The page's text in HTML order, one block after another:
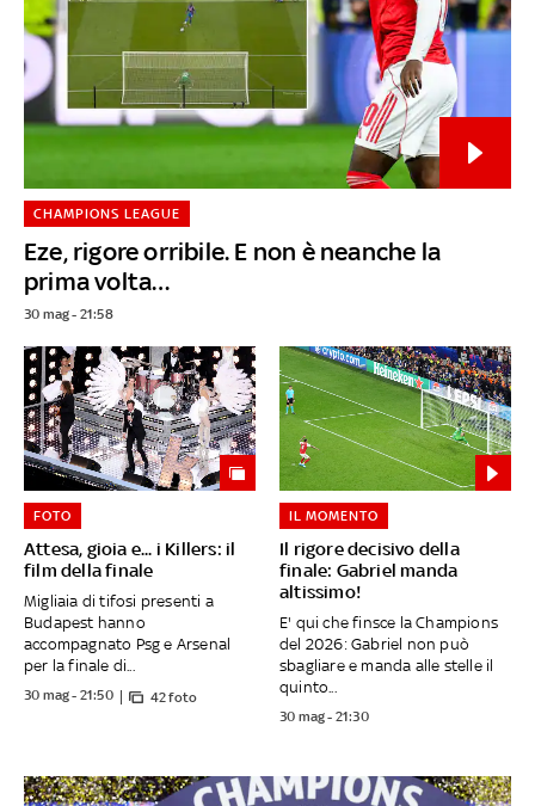
Eze, rigore orribile. E non è neanche la
prima volta…
CHAMPIONS LEAGUE
30 mag - 21:58
Attesa, gioia e... i Killers: il
film della finale
FOTO
Migliaia di tifosi presenti a
Budapest hanno
accompagnato Psg e Arsenal
per la finale di...
30 mag - 21:50 42 foto
Il rigore decisivo della
finale: Gabriel manda
altissimo!
IL MOMENTO
E' qui che finsce la Champions
del 2026: Gabriel non può
sbagliare e manda alle stelle il
quinto...
30 mag - 21:30